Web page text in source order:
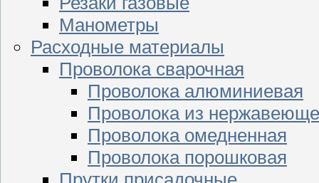
Манометры
Расходные материалы
Проволока сварочная
Проволока алюминиевая
Проволока из
Проволока омедненная
Проволока порошковая